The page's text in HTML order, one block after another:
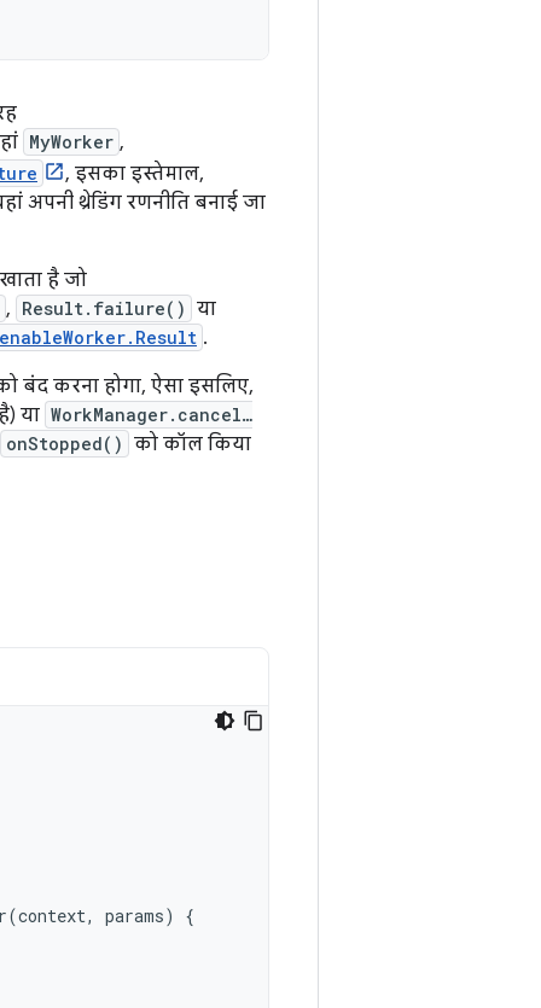
MyWorker ,
, इसका इस्तेमाल,
अपनी थ्रेडिंग रणनीति बनाई जा
है जो
, Result.failure() या
.
बंद करना होगा, ऐसा इसलिए,
या WorkManager.cancel…
onStopped() को कॉल किया
(context, params)
{